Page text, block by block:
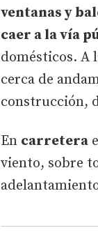
ventanas y
caer a la vía
domésticos. A
cerca de
construcción,
En carretera
viento, sobre